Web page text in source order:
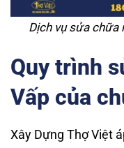
Dịch vụ sửa chữa
Quy trình
Vấp của
Xây Dựng Thợ Việt